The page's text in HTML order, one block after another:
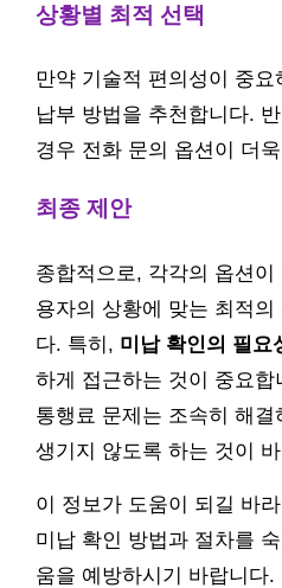
상황별 최적 선택
만약 기술적 편의성이 중
납부 방법을 추천합니다.
경우 전화 문의 옵션이 더
최종 제안
종합적으로, 각각의 옵션
용자의 상황에 맞는 최적의
다. 특히, 미납 확인의 필요
하게 접근하는 것이 중요
통행료 문제는 조속히 해
생기지 않도록 하는 것이
이 정보가 도움이 되길 바
미납 확인 방법과 절차를
움을 예방하시기 바랍니다.